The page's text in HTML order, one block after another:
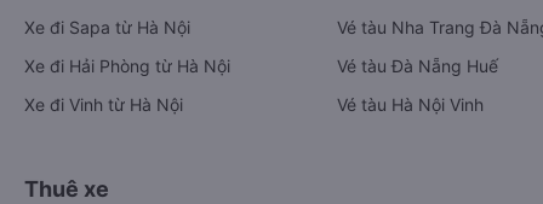
Xe đi Sapa từ Hà Nội
Xe đi Hải Phòng từ Hà Nội
Xe đi Vinh từ Hà Nội
Vé tàu Nha Trang Đà
Vé tàu Đà Nẵng Huế
Vé tàu Hà Nội Vinh
Thuê xe